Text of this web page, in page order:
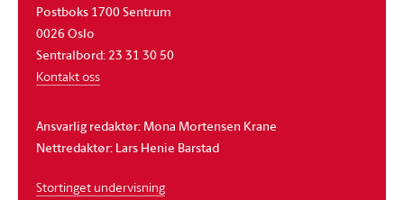
Postboks 1700 Sentrum
0026 Oslo
Sentralbord: 23 31 30 50
Kontakt oss
Ansvarlig redaktør: Mona Mortensen Krane
Nettredaktør: Lars Henie Barstad
Stortinget undervisning